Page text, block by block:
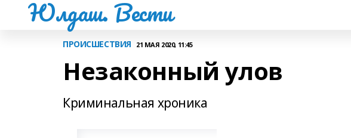
Юлдаш. Вести
ПРОИСШЕСТВИЯ 21 МАЯ 2020, 11:45
Незаконный улов
Криминальная хроника